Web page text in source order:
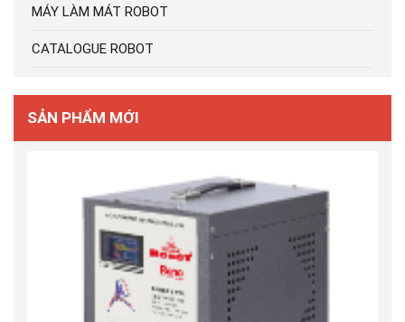
MÁY LÀM MÁT ROBOT
CATALOGUE ROBOT
SẢN PHẨM MỚI